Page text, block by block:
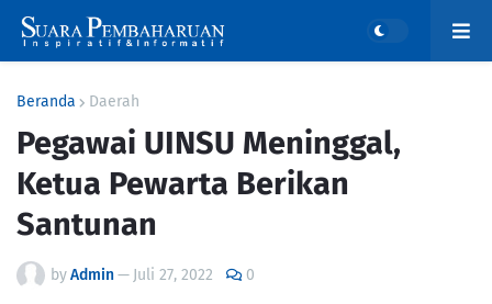
Beranda Daerah
Pegawai UINSU Meninggal,
Ketua Pewarta Berikan
Santunan
byAdmin— Juli 27, 2022 0